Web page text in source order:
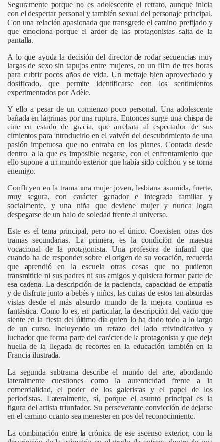
Seguramente porque no es adolescente el retrato, aunque inicia
con el despertar personal y también sexual del personaje principal.
Con una relación apasionada que transgrede el camino prefijado y
que emociona porque el ardor de las protagonistas salta de la
pantalla.
A lo que ayuda la decisión del director de rodar secuencias muy
largas de sexo sin tapujos entre mujeres, en un film de tres horas
para cubrir pocos años de vida. Un metraje bien aprovechado y
dosificado, que permite identificarse con los sentimientos
experimentados por Adèle.
Y ello a pesar de un comienzo poco personal. Una adolescente
bañada en lágrimas por una ruptura. Entonces surge una chispa de
cine en estado de gracia, que arrebata al espectador de sus
cimientos para introducirlo en el vaivén del descubrimiento de una
pasión impetuosa que no entraba en los planes. Contada desde
dentro, a la que es imposible negarse, con el enfrentamiento que
ello supone a un mundo exterior que había sido colchón y se torna
enemigo.
Confluyen en la trama una mujer joven, lesbiana asumida, fuerte,
muy segura, con carácter ganador e integrada familiar y
socialmente, y una niña que deviene mujer y nunca logra
despegarse de un halo de soledad frente al universo.
Este es el tema principal, pero no el único. Coexisten otras dos
tramas secundarias. La primera, es la condición de maestra
vocacional de la protagonista. Una profesora de infantil que
cuando ha de responder sobre el origen de su vocación, recuerda
que aprendió en la escuela otras cosas que no pudieron
transmitirle ni sus padres ni sus amigos y quisiera formar parte de
esa cadena. La descripción de la paciencia, capacidad de empatía
y de disfrute junto a bebés y niños, las cuitas de estos tan absurdas
vistas desde el más absurdo mundo de la mejora continua es
fantástica.Como lo es, en particular, la descripción del vacío que
siente en la fiesta del último día quien lo ha dado todo a lo largo
de un curso. Incluyendo un retazo del lado reivindicativo y
luchador que forma parte del carácter de la protagonista y que deja
huella de la llegada de recortes en la educación también en la
Francia ilustrada.
La segunda subtrama describe el mundo del arte, abordando
lateralmente cuestiones como la autenticidad frente a la
comercialidad, el poder de los galeristas y el papel de los
periodistas. Lateralmente, sí, porque el asunto principal es la
figura del artista triunfador. Su perseverante convicción de dejarse
en el camino cuanto sea menester en pos del reconocimiento.
La combinación entre la crónica de ese ascenso exterior, con la
muerto